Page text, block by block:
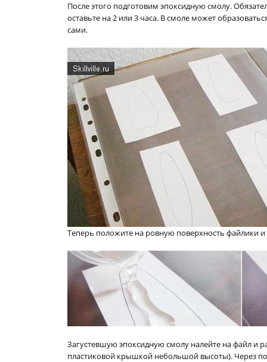
После этого подготовим эпоксидную смолу.
оставьте на 2 или 3 часа. В смоле может
сами.
Теперь положите на ровную поверхность файлики
Загустевшую эпоксидную смолу налейте на файл и
пластиковой крышкой небольшой высоты). Через